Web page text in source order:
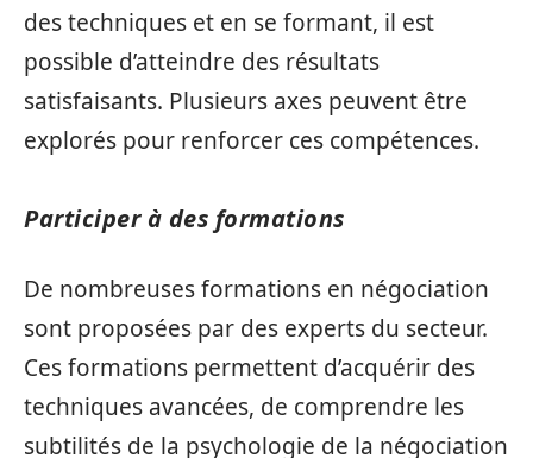
des techniques et en se formant, il est
possible d’atteindre des résultats
satisfaisants. Plusieurs axes peuvent être
explorés pour renforcer ces compétences.
Participer à des formations
De nombreuses formations en négociation
sont proposées par des experts du secteur.
Ces formations permettent d’acquérir des
techniques avancées, de comprendre les
subtilités de la psychologie de la négociation